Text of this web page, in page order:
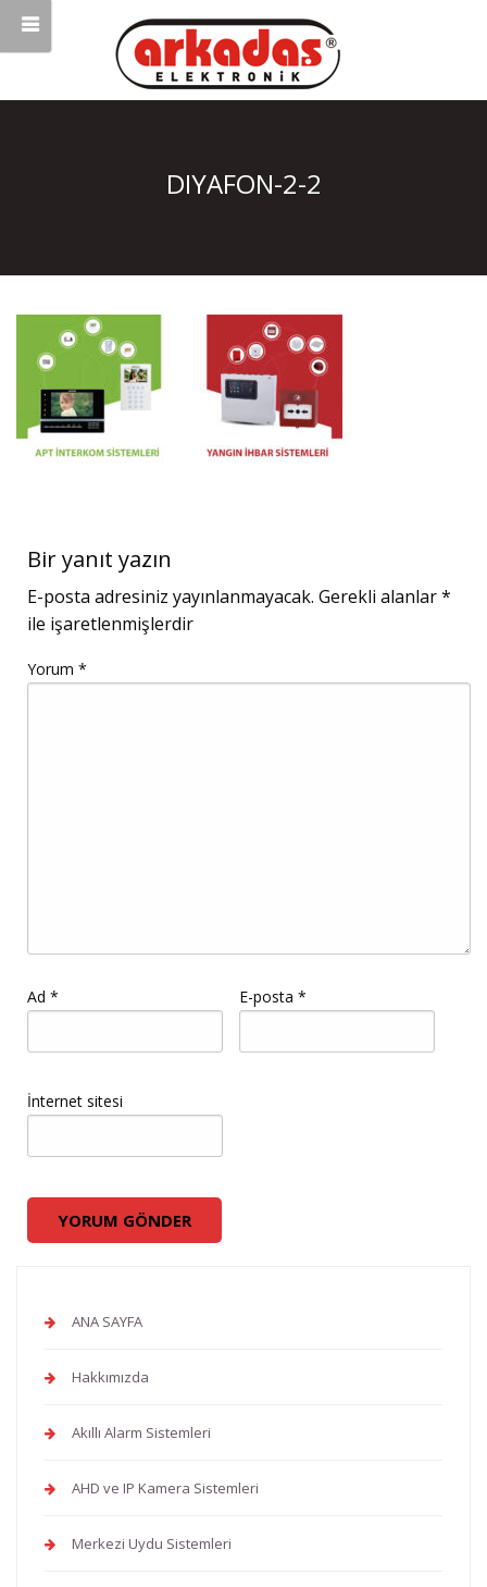
DIYAFON-2-2
Bir yanıt yazın
E-posta adresiniz yayınlanmayacak. Gerekli alanlar*
ile işaretlenmişlerdir
Yorum *
Ad * E-posta *
İnternet sitesi
ANA SAYFA
Hakkımızda
Akıllı Alarm Sistemleri
AHD ve IP Kamera Sistemleri
Merkezi Uydu Sistemleri